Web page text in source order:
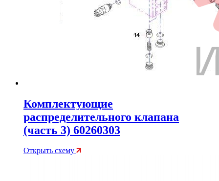
Комплектующие
распределительного клапана
(часть 3) 60260303
Открыть схему